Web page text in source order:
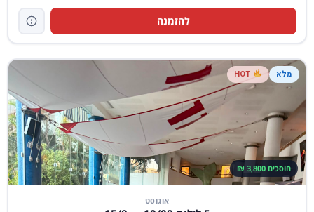
להזמנה
מלא
חוסכים 3,800 ₪
אוגוסט